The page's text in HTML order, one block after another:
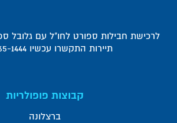
לרכישת חבילות ספורט לחו"ל עם גלובל
תיירות התקשרו עכשיו 073-265-1444
קבוצות פופולריות
ברצלונה